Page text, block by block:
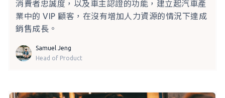
消費者忠誠度，以及車主認證的功能，建立起汽車產
業中的 VIP 顧客，在沒有增加人力資源的情況下達成
銷售成長。
Samuel Jeng
Head of Product